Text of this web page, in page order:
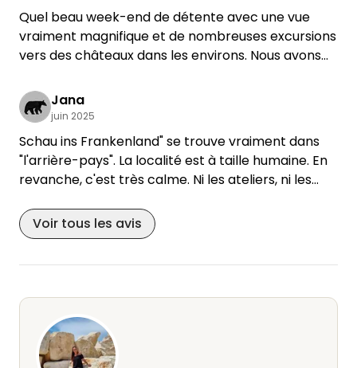
Quel beau week-end de détente avec une vue
vraiment magnifique et de nombreuses excursions
vers des châteaux dans les environs. Nous avons
chiens et avons pu profiter du calme. Notre petite
labbine de 5 ans a pris plaisir à jouer au ballon
dans la grande prairie et notre senior dément de
17,5 ans a pu se dégourdir les jambes sans se
perdre - tout simplement magnifique 😊 ... un
grand merci à Anja 🌼
Jana
juin 2025
Schau ins Frankenland" se trouve vraiment dans
"l'arrière-pays". La localité est à taille humaine. En
revanche, c'est très calme. Ni les ateliers, ni les
discrètement à l'écart mais sont toujours
disponibles et très prévenants. Le terrain est très
caravane ou une tente. Nous étions cependant
seuls pendant nos quatre jours de séjour, ce qui a
bien sûr nettement souligné le calme. Les
différentes possibilités de randonnée dans les
Voir tous les avis